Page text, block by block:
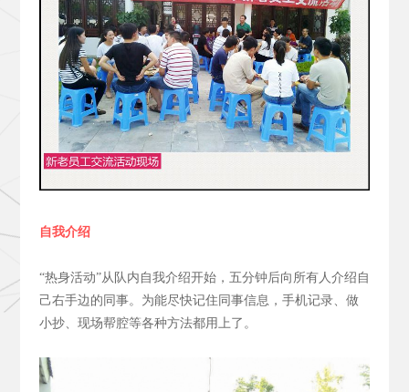
自我介绍
“热身活动”从队内自我介绍开始，五分钟后向所有人介绍自
己右手边的同事。为能尽快记住同事信息，手机记录、做
小抄、现场帮腔等各种方法都用上了。